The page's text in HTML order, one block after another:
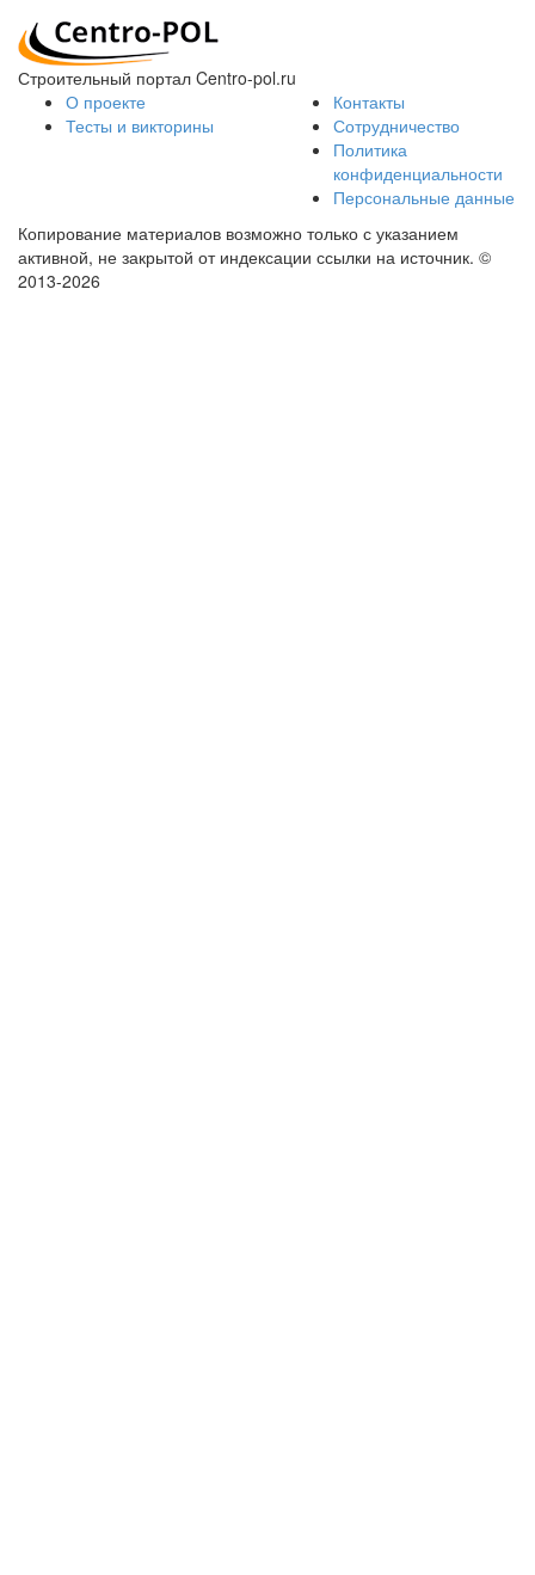
Строительный портал Centro-pol.ru
О проекте
Тесты и викторины
Контакты
Сотрудничество
Политика
конфиденциальности
Персональные данные
Копирование материалов возможно только с указанием
активной, не закрытой от индексации ссылки на источник. ©
2013-2026